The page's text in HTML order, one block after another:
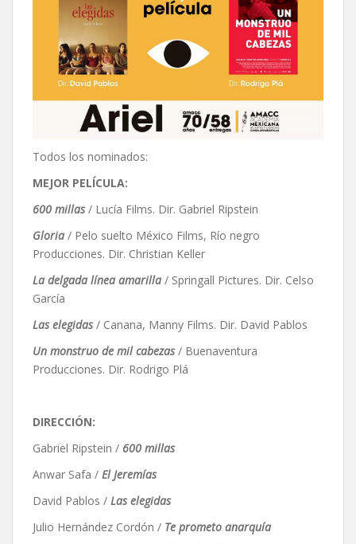
Todos los nominados:
MEJOR PELÍCULA:
600 millas/ Lucía Films. Dir. Gabriel Ripstein
Gloria / Pelo suelto México Films, Río negro
Producciones. Dir. Christian Keller
La delgada línea amarilla / Springall Pictures. Dir. Celso
García
Las elegidas/ Canana, Manny Films. Dir. David Pablos
Un monstruo de mil cabezas/ Buenaventura
Producciones. Dir. Rodrigo Plá
DIRECCIÓN:
Gabriel Ripstein / 600 millas
Anwar Safa / El Jeremías
David Pablos / Las elegidas
Julio Hernández Cordón / Te prometo anarquía